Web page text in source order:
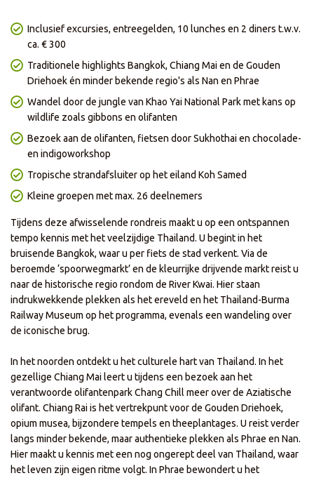
Inclusief excursies, entreegelden, 10 lunches en 2 diners t.w.v.
ca. € 300
Traditionele highlights Bangkok, Chiang Mai en de Gouden
Driehoek én minder bekende regio's als Nan en Phrae
Wandel door de jungle van Khao Yai National Park met kans op
wildlife zoals gibbons en olifanten
Bezoek aan de olifanten, fietsen door Sukhothai en chocolade-
en indigoworkshop
Tropische strandafsluiter op het eiland Koh Samed
Kleine groepen met max. 26 deelnemers
Tijdens deze afwisselende rondreis maakt u op een ontspannen
tempo kennis met het veelzijdige Thailand. U begint in het
bruisende Bangkok, waar u per fiets de stad verkent. Via de
beroemde ‘spoorwegmarkt’ en de kleurrijke drijvende markt reist u
naar de historische regio rondom de River Kwai. Hier staan
indrukwekkende plekken als het ereveld en het Thailand-Burma
Railway Museum op het programma, evenals een wandeling over
de iconische brug.
In het noorden ontdekt u het culturele hart van Thailand. In het
gezellige Chiang Mai leert u tijdens een bezoek aan het
verantwoorde olifantenpark Chang Chill meer over de Aziatische
olifant. Chiang Rai is het vertrekpunt voor de Gouden Driehoek,
opium musea, bijzondere tempels en theeplantages. U reist verder
langs minder bekende, maar authentieke plekken als Phrae en Nan.
Hier maakt u kennis met een nog ongerept deel van Thailand, waar
het leven zijn eigen ritme volgt. In Phrae bewondert u het